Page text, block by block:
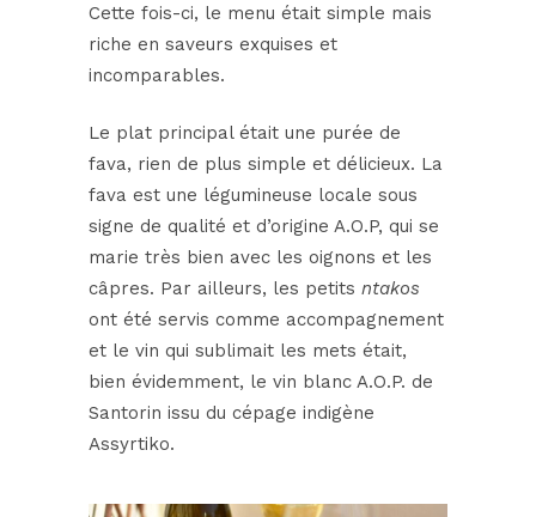
Cette fois-ci, le menu était simple mais
riche en saveurs exquises et
incomparables.
Le plat principal était une purée de
fava, rien de plus simple et délicieux. La
fava est une légumineuse locale sous
signe de qualité et d’origine A.O.P, qui se
marie très bien avec les oignons et les
câpres. Par ailleurs, les petits ntakos
ont été servis comme accompagnement
et le vin qui sublimait les mets était,
bien évidemment, le vin blanc A.O.P. de
Santorin issu du cépage indigène
Assyrtiko.